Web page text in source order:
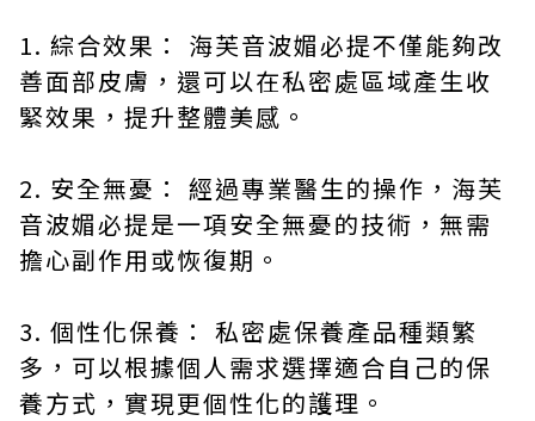
1. 綜合效果： 海芙音波媚必提不僅能夠改
善面部皮膚，還可以在私密處區域產生收
緊效果，提升整體美感。
2. 安全無憂： 經過專業醫生的操作，海芙
音波媚必提是一項安全無憂的技術，無需
擔心副作用或恢復期。
3. 個性化保養： 私密處保養產品種類繁
多，可以根據個人需求選擇適合自己的保
養方式，實現更個性化的護理。